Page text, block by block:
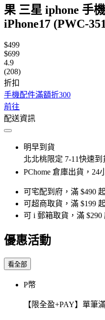
果 三星 iphone 手
iPhone17 (PWC-
$499
$699
4.9
(208)
折扣
手機配件滿額折300
前往
配送資訊
明早到貨
北北桃限定 7-11快速到
PChome 倉庫出貨，24
可宅配到府，滿 $490
可超商取貨，滿 $199
可 i 郵箱取貨，滿 $290
優惠活動
看全部
P幣
【限全盈+PAY】單筆